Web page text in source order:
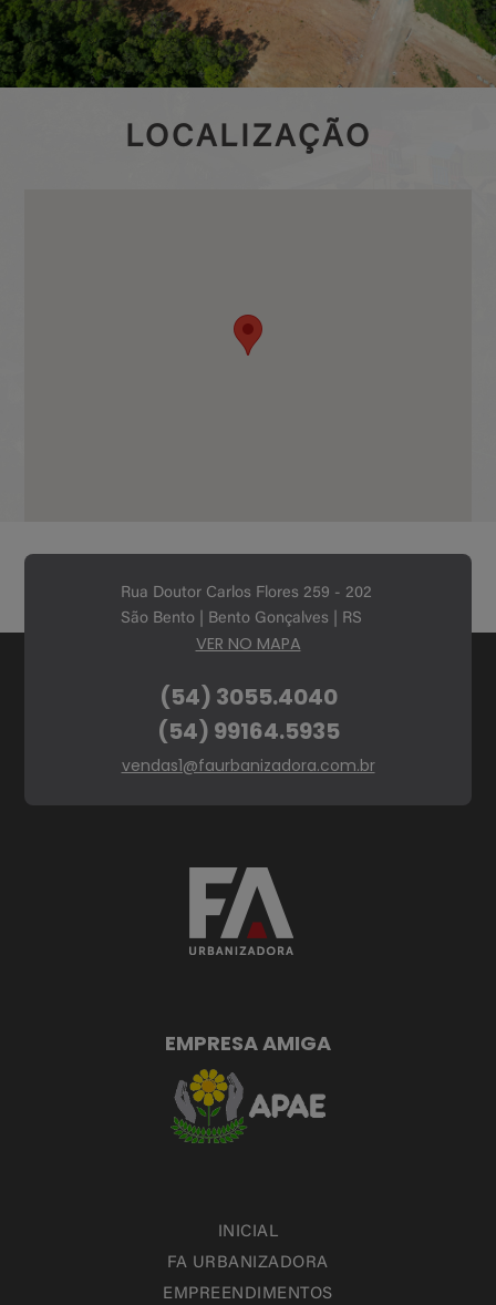
LOCALIZAÇÃO
Rua Doutor Carlos Flores 259 - 202
São Bento | Bento Gonçalves | RS
VER NO MAPA
(54) 3055.4040
(54) 99164.5935
vendas1@faurbanizadora.com.br
EMPRESA AMIGA
INICIAL
FA URBANIZADORA
EMPREENDIMENTOS